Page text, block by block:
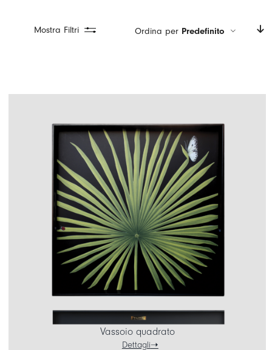
Mostra Filtri Ordina per Predefinito
Vassoio quadrato
Dettagli